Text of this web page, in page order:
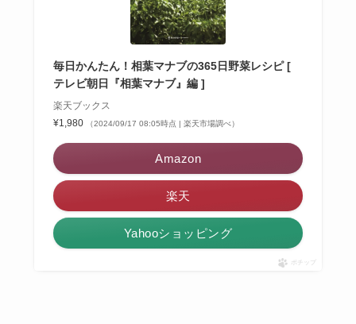
毎日かんたん！相葉マナブの365日野菜レシピ [
テレビ朝日『相葉マナブ』編 ]
楽天ブックス
¥1,980
（2024/09/17 08:05時点 | 楽天市場調べ）
Amazon
楽天
Yahooショッピング
ポチップ